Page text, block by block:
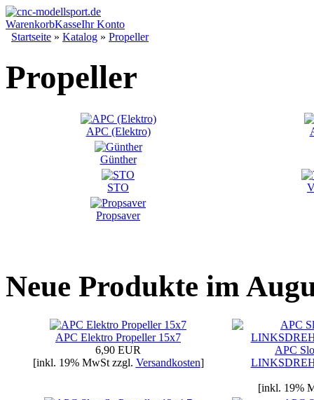
WarenkorbKasseIhr Konto
Startseite » Katalog » Propeller
Propeller
APC (Elektro)
Günther
STO
Propsaver
Neue Produkte im
APC Elektro Propeller 15x7
6,90 EUR
[inkl. 19% MwSt zzgl. Versandkosten]
APC
[inkl. 19%